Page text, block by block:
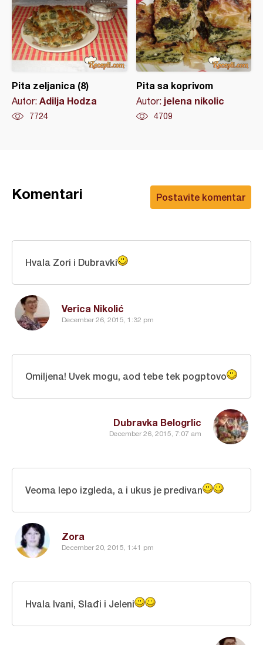
Pita zeljanica (8)
Autor: Adilja Hodza
7724
Pita sa koprivom
Autor: jelena nikolic
4709
Postavite komentar
Komentari
Verica Nikolić
December 26, 2015, 1:32 pm
Hvala Zori i Dubravki
Dubravka Belogrlic
December 26, 2015, 7:07 am
Omiljena! Uvek mogu, aod tebe tek pogptovo
Zora
December 20, 2015, 1:41 pm
Veoma lepo izgleda, a i ukus je predivan
Hvala Ivani, Slađi i Jeleni